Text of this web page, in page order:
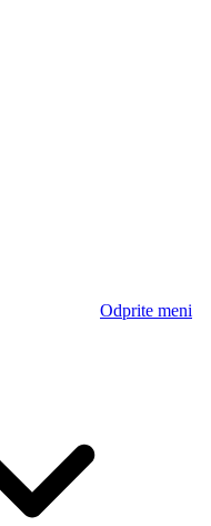
Odprite meni